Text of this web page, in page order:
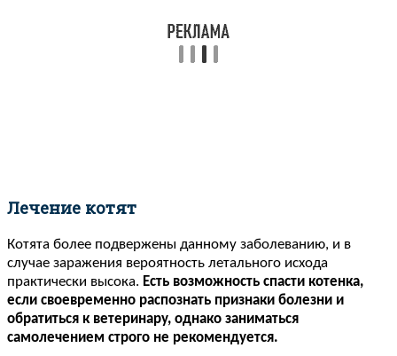
Лечение котят
Котята более подвержены данному заболеванию, и в
случае заражения вероятность летального исхода
практически высока. Есть возможность спасти котенка,
если своевременно распознать признаки болезни и
обратиться к ветеринару, однако заниматься
самолечением строго не рекомендуется.